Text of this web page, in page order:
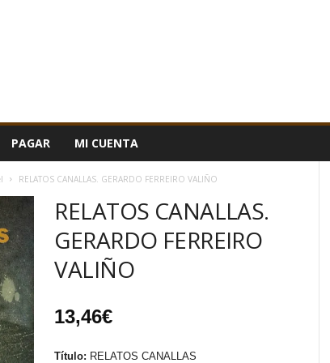
PAGAR MI CUENTA
RELATOS CANALLAS. GERARDO FERREIRO VALIÑO
RELATOS CANALLAS.
GERARDO FERREIRO
VALIÑO
13,46€
Título: RELATOS CANALLAS